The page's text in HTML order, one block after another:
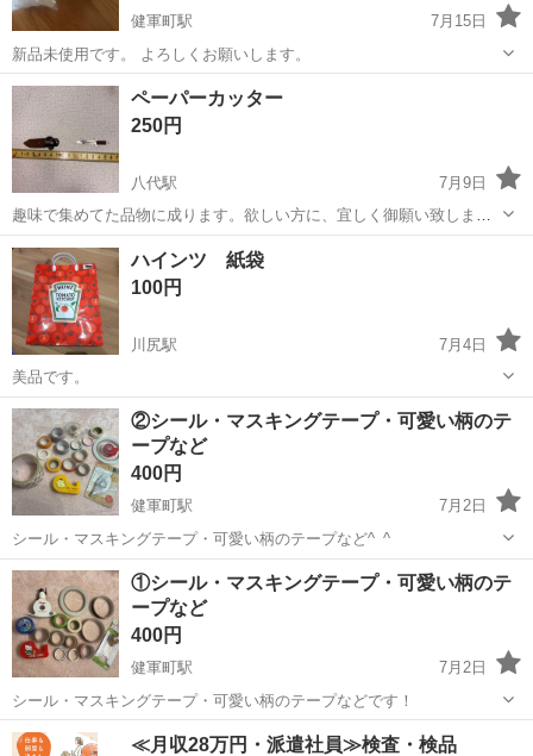
健軍町駅
7月15日
新品未使用です。 よろしくお願いします。
熊本 熊本市 健軍町駅 ラッピング用品
ペーパーカッター
250円
八代駅
7月9日
趣味で集めてた品物に成ります。欲しい方に、宜しく御願い致しま
す。
熊本 八代市 八代駅 ラッピング用品
ハインツ 紙袋
100円
川尻駅
7月4日
美品です。
熊本 熊本市 ラッピング用品 ハインツ
②シール・マスキングテープ・可愛い柄のテ
ープなど
400円
健軍町駅
7月2日
シール・マスキングテープ・可愛い柄のテープなど^_^
熊本 上益城郡 ラッピング用品
マスキングテープ
①シール・マスキングテープ・可愛い柄のテ
ープなど
400円
健軍町駅
7月2日
シール・マスキングテープ・可愛い柄のテープなどです！
熊本 上益城郡 健軍町駅 ラッピング用品
≪月収28万円・派遣社員≫検査・検品